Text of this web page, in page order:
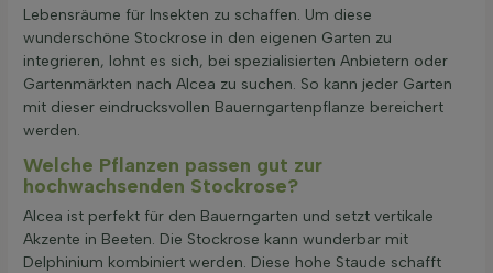
Lebensräume für Insekten zu schaffen. Um diese
wunderschöne Stockrose in den eigenen Garten zu
integrieren, lohnt es sich, bei spezialisierten Anbietern oder
Gartenmärkten nach Alcea zu suchen. So kann jeder Garten
mit dieser eindrucksvollen Bauerngartenpflanze bereichert
werden.
Welche Pflanzen passen gut zur
hochwachsenden Stockrose?
Alcea ist perfekt für den Bauerngarten und setzt vertikale
Akzente in Beeten. Die Stockrose kann wunderbar mit
Delphinium kombiniert werden. Diese hohe Staude schafft